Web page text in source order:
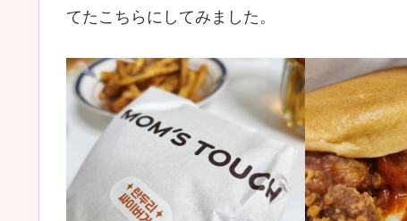
てたこちらにしてみました。